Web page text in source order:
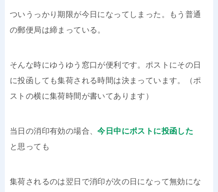
ついうっかり期限が今日になってしまった。もう普通
の郵便局は締まっている。
そんな時にゆうゆう窓口が便利です。ポストにその日
に投函しても集荷される時間は決まっています。（ポ
ストの横に集荷時間が書いてあります）
当日の消印有効の場合、今日中にポストに投函した
と思っても
集荷されるのは翌日で消印が次の日になって無効にな